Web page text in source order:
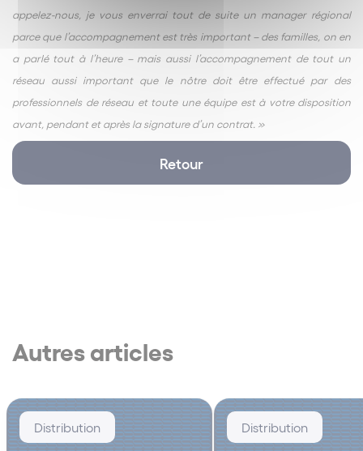
appelez-nous, je vous enverrai tout de suite un manager régional
parce que l’accompagnement est très important – des familles, on en
a parlé tout à l’heure – mais aussi l’accompagnement de tout un
réseau aussi important que le nôtre doit être effectué par des
professionnels de réseau et toute une équipe est à votre disposition
avant, pendant et après la signature d’un contrat. »
Retour
Autres articles
Distribution Distribution